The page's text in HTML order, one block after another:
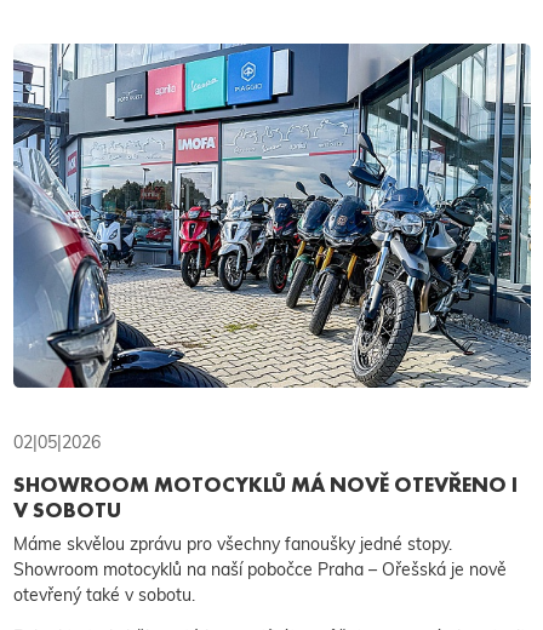
02|05|2026
SHOWROOM MOTOCYKLŮ MÁ NOVĚ OTEVŘENO I
V SOBOTU
Máme skvělou zprávu pro všechny fanoušky jedné stopy.
Showroom motocyklů na naší pobočce Praha – Ořešská je nově
otevřený také v sobotu.